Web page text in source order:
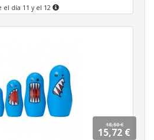
día 11 y el 12
18,50 €
15,72 €